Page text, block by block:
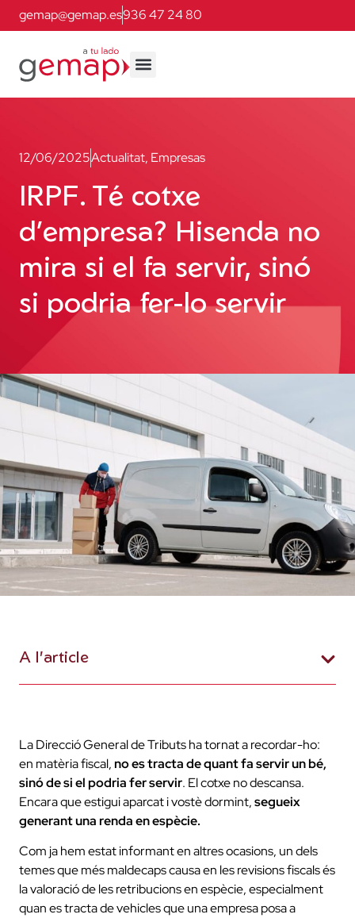
gemap@gemap.es936 47 24 80
12/06/2025Actualitat, Empresas
IRPF. Té cotxe
d’empresa? Hisenda no
mira si el fa servir, sinó
si podria fer-lo servir
La Direcció General de Tributs ha tornat a recordar-ho:
en matèria fiscal,no es tracta de quant fa servir un bé,
sinó de si el podria fer servir. El cotxe no descansa.
Encara que estigui aparcat i vostè dormint,segueix
generant una renda en espècie.
Com ja hem estat informant en altres ocasions, un dels
temes que més maldecaps causa en les revisions fiscals és
la valoració de les retribucions en espècie, especialment
quan es tracta de vehicles que una empresa posa a
A l'article